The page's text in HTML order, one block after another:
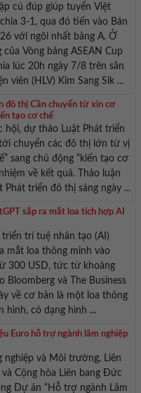
cú đúp giúp tuyển Việt
3-1, qua đó tiến vào Bán
với ngôi nhất bảng A. Ở
Vòng bảng ASEAN Cup
lúc 20h ngày 7/8 trên sân
viên (HLV) Kim Sang Sik ...
đô thị Cần chuyển từ xin cơ
tạo cơ chế
hội, dự thảo Luật Phát triển
chuyển các đô thị lớn từ vị
sang chủ động “kiến tạo cơ
về kết quả. Thảo luận
Phát triển đô thị sáng ngày ...
sắp ra mắt loa tích hợp AI
trí tuệ nhân tạo (AI)
mắt loa thông minh vào
300 USD, tức từ khoảng
Bloomberg và The Business
về cơ bản là một loa thông
hình, có dạng hình ...
Euro hỗ trợ ngành lâm nghiệp
nghiệp và Môi trường, Liên
Cộng hòa Liên bang Đức
Dự án “Hỗ trợ ngành Lâm